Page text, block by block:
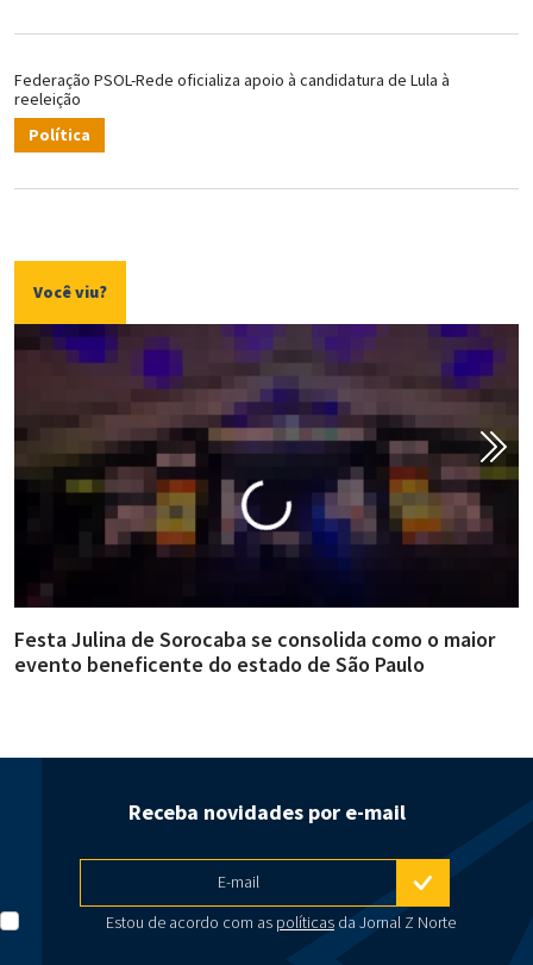
Federação PSOL-Rede oficializa apoio à candidatura de Lula à
reeleição
Política
Você viu?
Festa Julina de Sorocaba se consolida como o maior
evento beneficente do estado de São Paulo
Receba novidades por e-mail
E-mail
Estou de acordo com as políticasda Jornal Z Norte